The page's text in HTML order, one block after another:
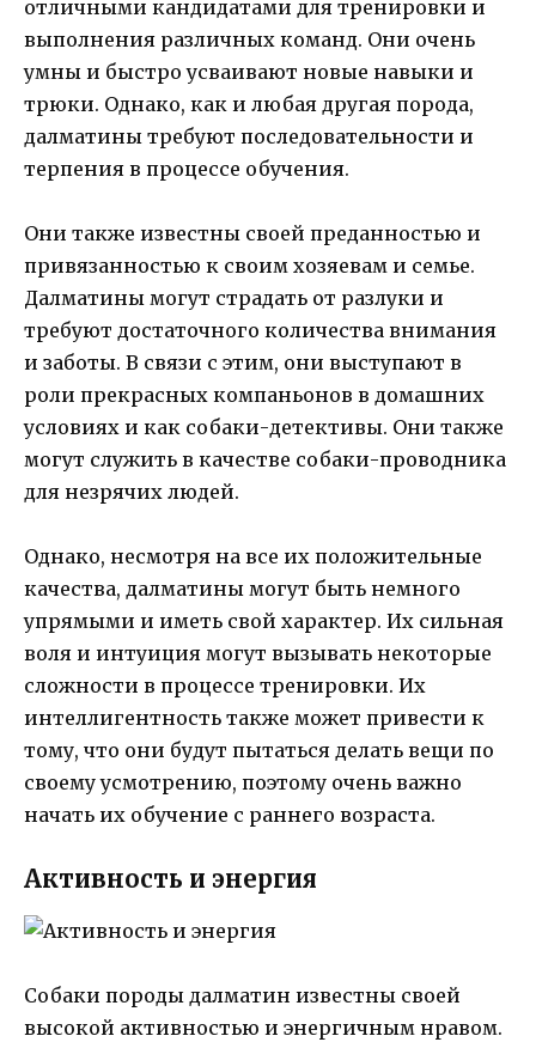
отличными кандидатами для тренировки и
выполнения различных команд. Они очень
умны и быстро усваивают новые навыки и
трюки. Однако, как и любая другая порода,
далматины требуют последовательности и
терпения в процессе обучения.
Они также известны своей преданностью и
привязанностью к своим хозяевам и семье.
Далматины могут страдать от разлуки и
требуют достаточного количества внимания
и заботы. В связи с этим, они выступают в
роли прекрасных компаньонов в домашних
условиях и как собаки-детективы. Они также
могут служить в качестве собаки-проводника
для незрячих людей.
Однако, несмотря на все их положительные
качества, далматины могут быть немного
упрямыми и иметь свой характер. Их сильная
воля и интуиция могут вызывать некоторые
сложности в процессе тренировки. Их
интеллигентность также может привести к
тому, что они будут пытаться делать вещи по
своему усмотрению, поэтому очень важно
начать их обучение с раннего возраста.
Активность и энергия
Собаки породы далматин известны своей
высокой активностью и энергичным нравом.